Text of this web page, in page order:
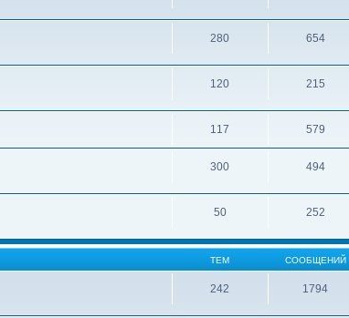
280 654
120 215
117 579
300 494
50 252
ТЕМ СООБЩЕНИЙ
242 1794